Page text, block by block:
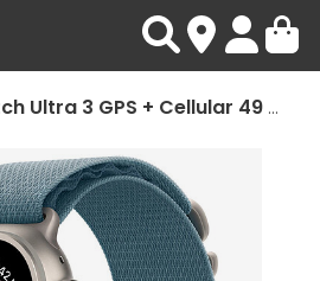
Apple Watch Ultra 3 GPS + Cellular 49 mm Titane Naturel Boucle Alpine Bleu Clair L